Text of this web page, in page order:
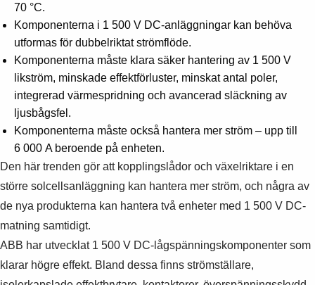
Suggestions
Products
See more products
Shopping list preview
70 °C.
Komponenterna i 1 500 V DC-anläggningar kan behöva
utformas för dubbelriktat strömflöde.
Komponenterna måste klara säker hantering av 1 500 V
likström, minskade effektförluster, minskat antal poler,
integrerad värmespridning och avancerad släckning av
ljusbågsfel.
Komponenterna måste också hantera mer ström – upp till
6 000 A beroende på enheten.
Den här trenden gör att kopplingslådor och växelriktare i en
större solcellsanläggning kan hantera mer ström, och några av
de nya produkterna kan hantera två enheter med 1 500 V DC-
matning samtidigt.
ABB har utvecklat 1 500 V DC-lågspänningskomponenter som
klarar högre effekt. Bland dessa finns strömställare,